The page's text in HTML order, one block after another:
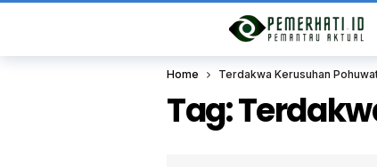
Home Terdakwa Kerusuhan
Tag: